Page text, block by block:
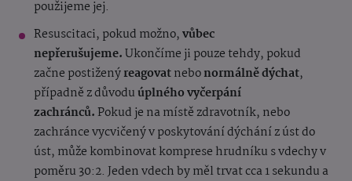
použijeme jej.
Resuscitaci, pokud možno,vůbec
nepřerušujeme.Ukončíme ji pouze tehdy, pokud
začne postiženýreagovatnebonormálně dýchat,
případně z důvodu úplného vyčerpání
zachránců.Pokud je na místě zdravotník, nebo
zachránce vycvičený v poskytování dýchání z úst do
úst, může kombinovat komprese hrudníku s vdechy v
poměru 30:2. Jeden vdech by měl trvat cca 1 sekundu a